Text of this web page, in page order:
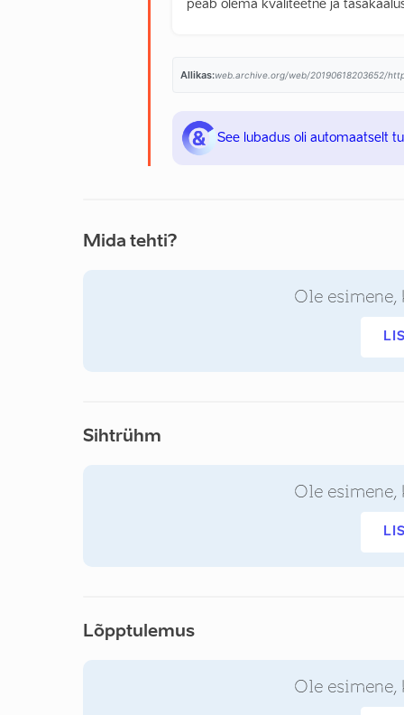
peab olema kvaliteetne ja
Allikas:
See lubadus oli automaatselt
Mida tehti?
Ole esimene,
Sihtrühm
Ole esimene,
Lõpptulemus
Ole esimene,